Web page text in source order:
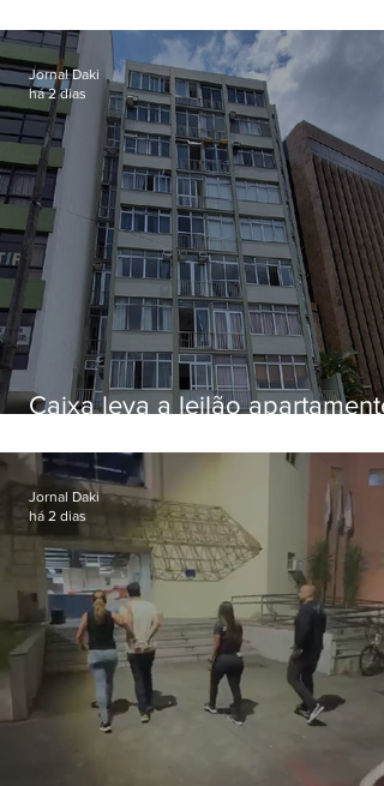
Caixa leva a leilão apartamento
Botafogo
Jornal Daki
há 2 dias
Jornal Daki
há 2 dias